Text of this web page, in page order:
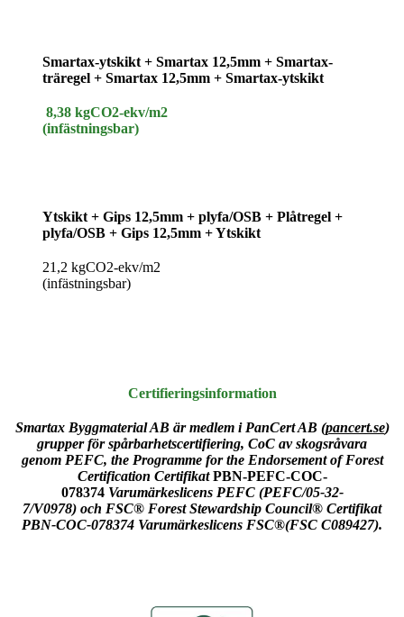
Smartax-ytskikt + Smartax 12,5mm + Smartax-
träregel + Smartax 12,5mm + Smartax-ytskikt
8,38 kgCO2-ekv/m2
(infästningsbar)
Ytskikt + Gips 12,5mm + plyfa/OSB + Plåtregel +
plyfa/OSB + Gips 12,5mm + Ytskikt
21,2 kgCO2-ekv/m2
(infästningsbar)
Certifieringsinformation
Smartax Byggmaterial AB är medlem i PanCert AB (pancert.se)
grupper för spårbarhetscertifiering, CoC av skogsråvara
genom PEFC, the Programme for the Endorsement of Forest
Certification CertifikatPBN-PEFC-COC-
078374 Varumärkeslicens PEFC (PEFC/05-32-
7/V0978) och FSC® Forest Stewardship Council® Certifikat
PBN-COC-078374 Varumärkeslicens FSC®(FSC C089427).